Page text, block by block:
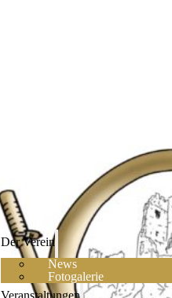
Der Verein
News
Fotogalerie
Veranstaltungen